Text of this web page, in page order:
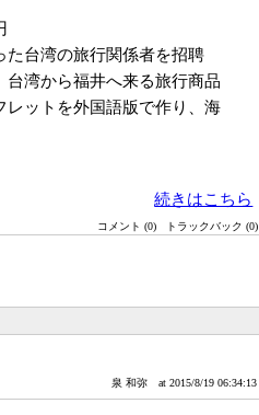
台湾の旅行関係者を招聘
台湾から福井へ来る旅行商品
レットを外国語版で作り、海
続きはこちら
コメント (0) トラックバック (0)
泉 和弥 at 2015/8/19 06:34:13